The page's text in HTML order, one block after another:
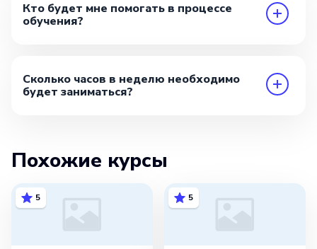
Кто будет мне помогать в процессе
обучения?
Сколько часов в неделю необходимо
будет заниматься?
Похожие курсы
5 5